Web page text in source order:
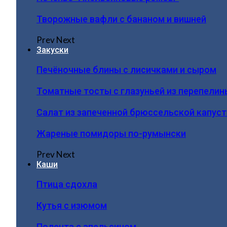
Творожные вафли с бананом и вишней
PrevNext
Закуски
Печёночные блины с лисичками и сыром
Томатные тосты с глазуньей из
Салат из запеченной брюссельской
Жареные помидоры по-румынски
PrevNext
Каши
Птица сдохла
Кутья с изюмом